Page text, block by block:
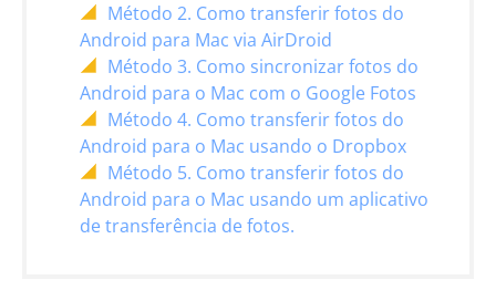
Método 2. Como transferir fotos do
Android para Mac via AirDroid
Método 3. Como sincronizar fotos do
Android para o Mac com o Google Fotos
Método 4. Como transferir fotos do
Android para o Mac usando o Dropbox
Método 5. Como transferir fotos do
Android para o Mac usando um aplicativo
de transferência de fotos.